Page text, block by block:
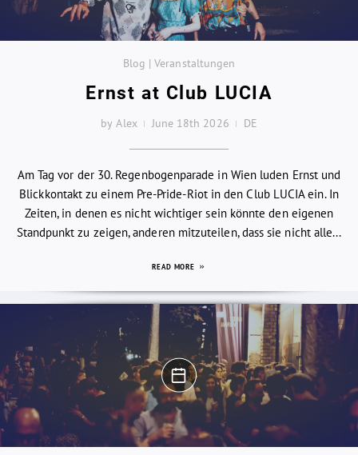
Blog | Veranstaltungen
Ernst at Club LUCIA
by Alex June 18th 2026 DE
Am Tag vor der 30. Regenbogenparade in Wien luden Ernst und
Blickkontakt zu einem Pre-Pride-Riot in den Club LUCIA ein. In
Zeiten, in denen es nicht wichtiger sein könnte den eigenen
Standpunkt zu zeigen, anderen mitzuteilen, dass sie nicht alle...
READ MORE